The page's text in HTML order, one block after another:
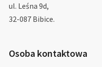
ul. Leśna 9d,
32-087 Bibice.
Osoba kontaktowa